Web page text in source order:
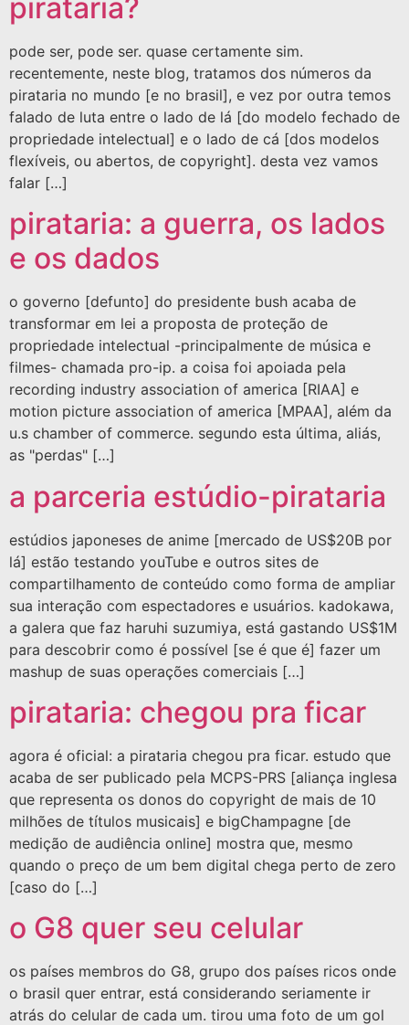
pirataria?
pode ser, pode ser. quase certamente sim.
recentemente, neste blog, tratamos dos números da
pirataria no mundo [e no brasil], e vez por outra temos
falado de luta entre o lado de lá [do modelo fechado de
propriedade intelectual] e o lado de cá [dos modelos
flexíveis, ou abertos, de copyright]. desta vez vamos
falar […]
pirataria: a guerra, os lados
e os dados
o governo [defunto] do presidente bush acaba de
transformar em lei a proposta de proteção de
propriedade intelectual -principalmente de música e
filmes- chamada pro-ip. a coisa foi apoiada pela
recording industry association of america [RIAA] e
motion picture association of america [MPAA], além da
u.s chamber of commerce. segundo esta última, aliás,
as "perdas" […]
a parceria estúdio-pirataria
estúdios japoneses de anime [mercado de US$20B por
lá] estão testando youTube e outros sites de
compartilhamento de conteúdo como forma de ampliar
sua interação com espectadores e usuários. kadokawa,
a galera que faz haruhi suzumiya, está gastando US$1M
para descobrir como é possível [se é que é] fazer um
mashup de suas operações comerciais […]
pirataria: chegou pra ficar
agora é oficial: a pirataria chegou pra ficar. estudo que
acaba de ser publicado pela MCPS-PRS [aliança inglesa
que representa os donos do copyright de mais de 10
milhões de títulos musicais] e bigChampagne [de
medição de audiência online] mostra que, mesmo
quando o preço de um bem digital chega perto de zero
[caso do […]
o G8 quer seu celular
os países membros do G8, grupo dos países ricos onde
o brasil quer entrar, está considerando seriamente ir
atrás do celular de cada um. tirou uma foto de um gol